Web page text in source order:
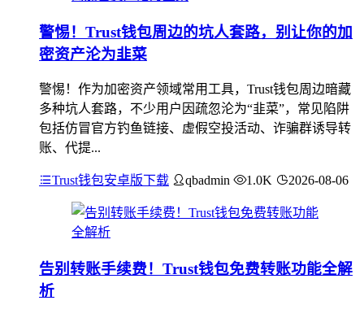
警惕！Trust钱包周边的坑人套路，别让你的加
密资产沦为韭菜
警惕！作为加密资产领域常用工具，Trust钱包周边暗藏
多种坑人套路，不少用户因疏忽沦为“韭菜”，常见陷阱
包括仿冒官方钓鱼链接、虚假空投活动、诈骗群诱导转
账、代提...
Trust钱包安卓版下载 qbadmin 1.0K 2026-08-06
告别转账手续费！Trust钱包免费转账功能全解
析